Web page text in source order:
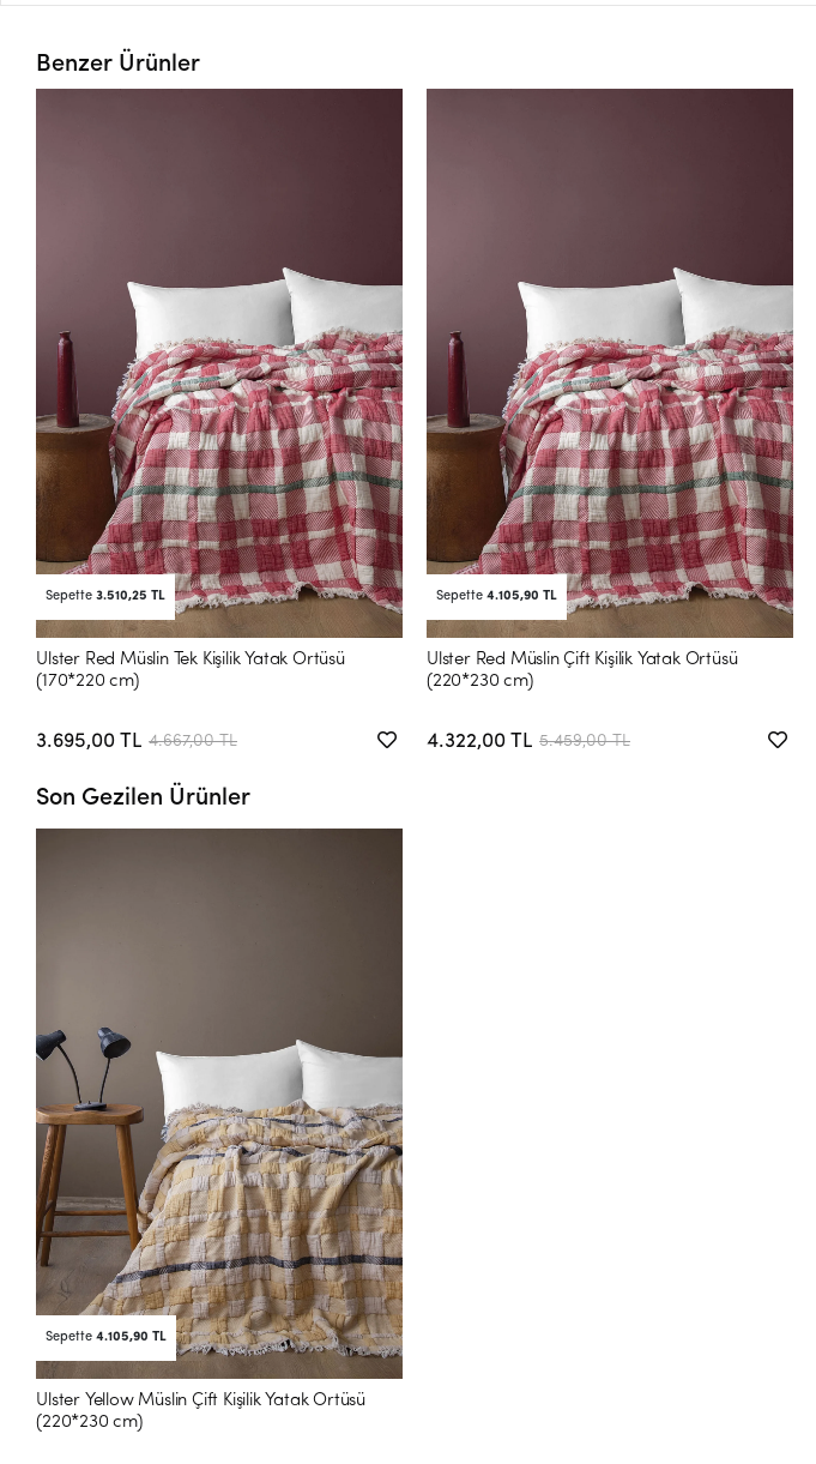
Benzer Ürünler
Sepette3.510,25 TL
Ulster Red Müslin Tek Kişilik Yatak Örtüsü
(170*220 cm)
3.695,00 TL 4.667,00 TL
Sepette4.105,90 TL
Ulster Red Müslin Çift Kişilik Yatak Örtüsü
(220*230 cm)
4.322,00 TL 5.459,00 TL
Son Gezilen Ürünler
Sepette4.105,90 TL
Ulster Yellow Müslin Çift Kişilik Yatak Örtüsü
(220*230 cm)